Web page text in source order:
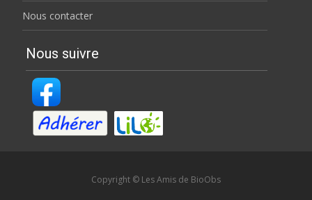
Nous contacter
Nous suivre
Copyright © Les Amis de BioObs